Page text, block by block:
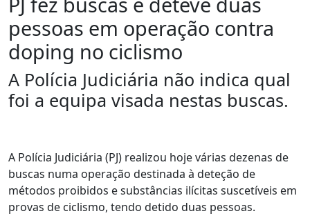
pessoas em operação contra
doping no ciclismo
A Polícia Judiciária não indica qual
foi a equipa visada nestas buscas.
A Polícia Judiciária (PJ) realizou hoje várias dezenas de
buscas numa operação destinada à deteção de
métodos proibidos e substâncias ilícitas suscetíveis em
provas de ciclismo, tendo detido duas pessoas.